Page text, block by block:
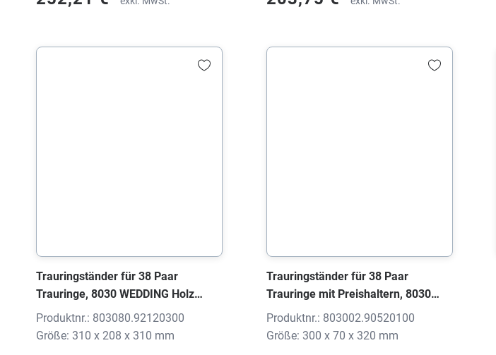
Trauringständer für 38 Paar
Trauringe, 8030 WEDDING Holz
schwarz, 310x208x310 mm, ohne
Druck
Produktnr.: 803080.92120300
Größe: 310 x 208 x 310 mm
Trauringständer für 38 Paar
Trauringe mit Preishaltern, 8030
WEDDING Holz Buche, 300x70x320
mm, ohne Druck
Produktnr.: 803002.90520100
Größe: 300 x 70 x 320 mm